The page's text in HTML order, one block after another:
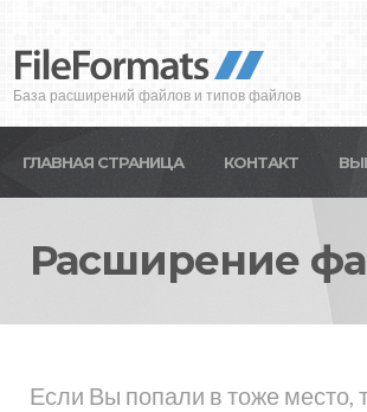
База расширений файлов и типов файлов
ГЛАВНАЯ СТРАНИЦА КОНТАКТ
Расширение
Если Вы попали в тоже